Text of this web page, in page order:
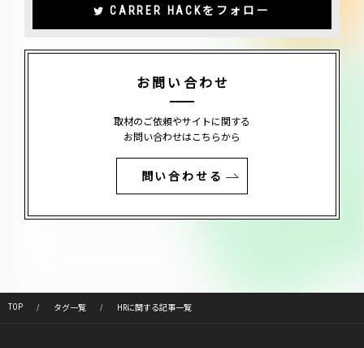
CARRER HACKをフォロー
お問い合わせ
取材のご依頼やサイトに関する
お問い合わせはこちらから
問い合わせる
TOP タグ一覧 HRに関する記事一覧